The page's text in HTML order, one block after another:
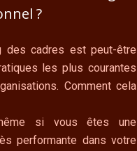
?
des cadres est peut-être
les plus courantes
Comment cela
si vous êtes une
performante dans votre